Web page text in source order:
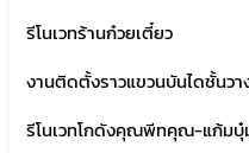
รีโนเวทร้านก๋วยเตี๋ยว
งานติดตั้งราวแขวนบันไดชั้นวา
รีโนเวทโกดังคุณพีทคุณ-แก้มบุ๋